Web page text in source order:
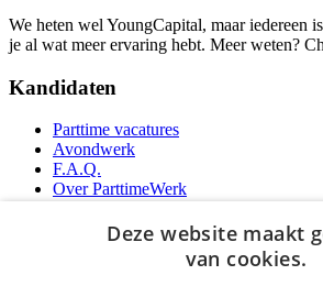
We heten wel YoungCapital, maar iedereen
je al wat meer ervaring hebt. Meer weten?
Kandidaten
Parttime vacatures
Avondwerk
F.A.Q.
Over ParttimeWerk
YoungCapital Android App
Deze website maakt
van cookies.